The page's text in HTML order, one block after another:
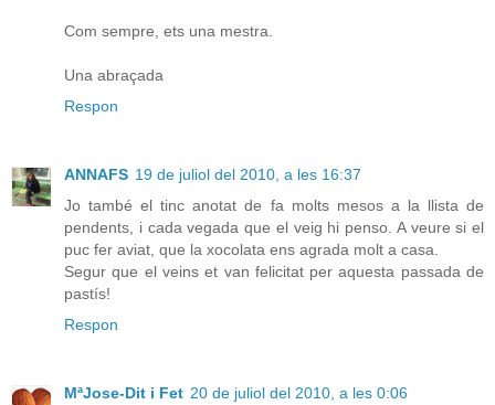
Com sempre, ets una mestra.
Una abraçada
Respon
ANNAFS 19 de juliol del 2010, a les 16:37
Jo també el tinc anotat de fa molts mesos a la llista de
pendents, i cada vegada que el veig hi penso. A veure si el
puc fer aviat, que la xocolata ens agrada molt a casa.
Segur que el veins et van felicitat per aquesta passada de
pastís!
Respon
MªJose-Dit i Fet 20 de juliol del 2010, a les 0:06